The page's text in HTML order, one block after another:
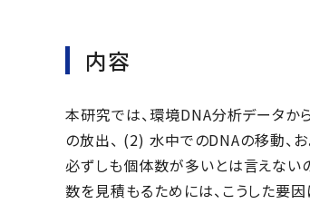
内容
本研究では、環境DNA分析データか
の放出、 (2) 水中でのDNAの移動、
必ずしも個体数が多いとは言えない
数を見積もるためには、こうした要